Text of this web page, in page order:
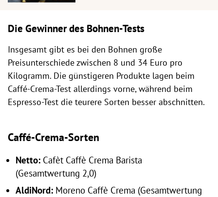
Die Gewinner des Bohnen-Tests
Insgesamt gibt es bei den Bohnen große
Preisunterschiede zwischen 8 und 34 Euro pro
Kilogramm. Die günstigeren Produkte lagen beim
Caffé-Crema-Test allerdings vorne, während beim
Espresso-Test die teurere Sorten besser abschnitten.
Caffé-Crema-Sorten
Netto: Cafèt Caffè Crema Barista
(Gesamtwertung 2,0)
AldiNord: Moreno Caffè Crema (Gesamtwertung